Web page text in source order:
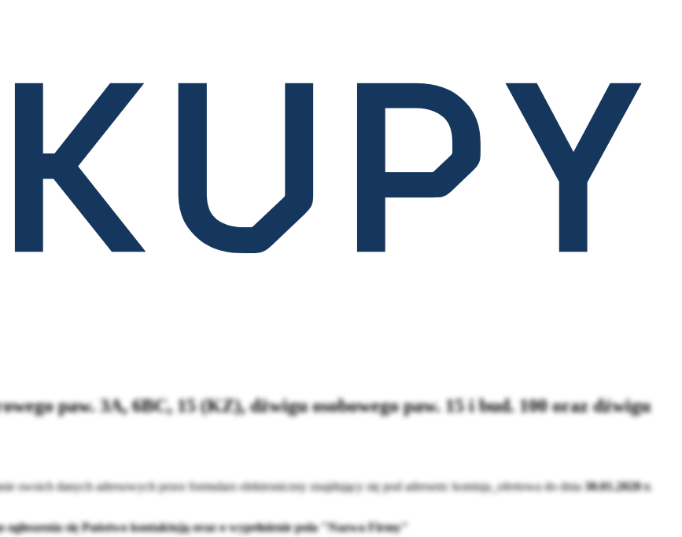
paw. 3A, 6BC, 15 (KZ), dżwigu osobowego paw. 15 i bud. 100 oraz dźwigu
swoich danych adresowych przez formularz elektroniczny znajdujący się pod adresem: komisja_ofertowa do dnia 30.01.2020 r.
się Państwo kontaktują oraz o wypełnienie pola "Nazwa Firmy"